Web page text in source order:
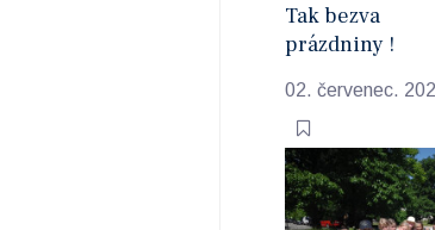
Tak bezva
prázdniny !
02. červenec.